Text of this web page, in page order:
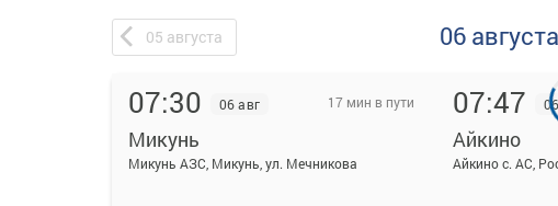
05 августа 06 августа
07:30 06 авг 17 мин в пути
Микунь
Микунь АЗС, Микунь, ул. Мечникова
07:47
Айкино